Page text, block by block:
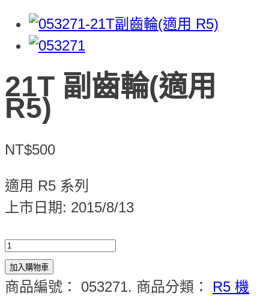
21T 副齒輪(適用
R5)
NT$500
適用 R5 系列
上市日期: 2015/8/13
加入購物車
商品編號： 053271. 商品分類： R5 機